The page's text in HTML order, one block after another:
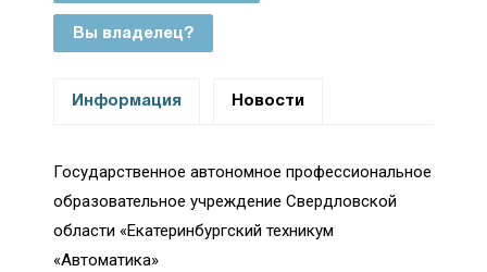
Вы владелец?
Информация Новости
Государственное автономное профессиональное
образовательное учреждение Свердловской
области «Екатеринбургский техникум
«Автоматика»